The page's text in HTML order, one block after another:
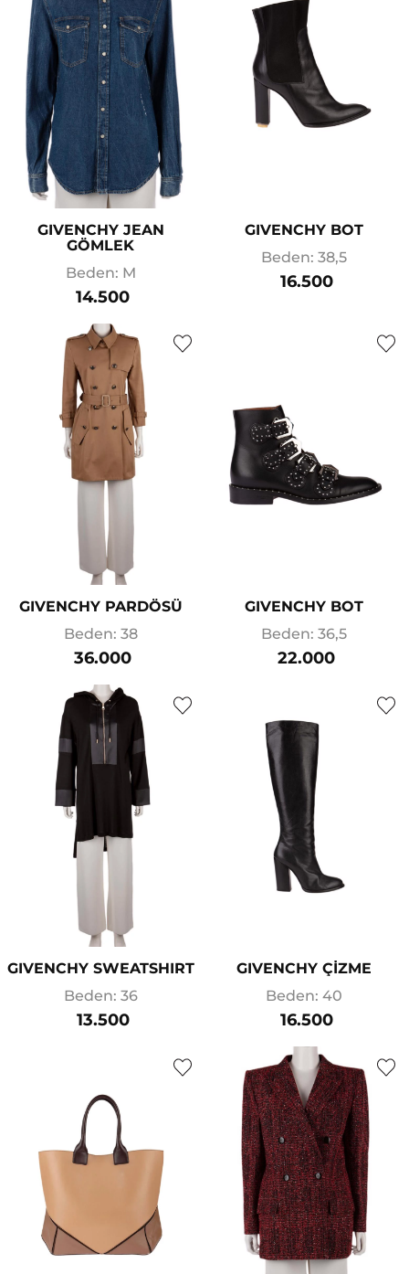
GIVENCHY JEAN
GÖMLEK
Beden: M
14.500
GIVENCHY BOT
Beden: 38,5
16.500
GIVENCHY PARDÖSÜ
Beden: 38
36.000
GIVENCHY BOT
Beden: 36,5
22.000
GIVENCHY SWEATSHIRT
Beden: 36
13.500
GIVENCHY ÇİZME
Beden: 40
16.500